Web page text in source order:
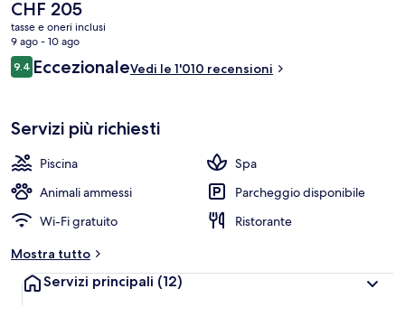
Approfitta dei mezzi pubblici nelle vicinanze: Dammtor S-Bahn è a 3
min e Stephansplatz U-Bahn a 7 min a piedi.
Il
prezzo
attuale
è
CHF 205
CHF 205
tasse e oneri inclusi
9 ago - 10 ago
Recensioni
9.49.4 su 10
EccezionaleVedi le 1'010 recensioni
Servizi più richiesti
Piscina
Spa
Animali ammessi
Parcheggio disponibile
Wi-Fi gratuito
Ristorante
Mostra tutto
Servizi principali (12)